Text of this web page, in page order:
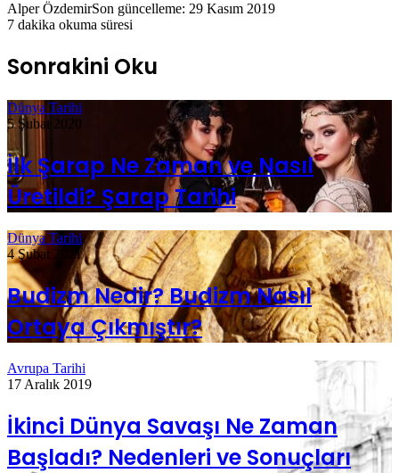
Alper ÖzdemirSon güncelleme: 29 Kasım 2019
7 dakika okuma süresi
Sonrakini Oku
Dünya Tarihi
5 Şubat 2020
İlk Şarap Ne Zaman ve Nasıl
Üretildi? Şarap Tarihi
Dünya Tarihi
4 Şubat 2021
Budizm Nedir? Budizm Nasıl
Ortaya Çıkmıştır?
Avrupa Tarihi
17 Aralık 2019
İkinci Dünya Savaşı Ne Zaman
Başladı? Nedenleri ve Sonuçları